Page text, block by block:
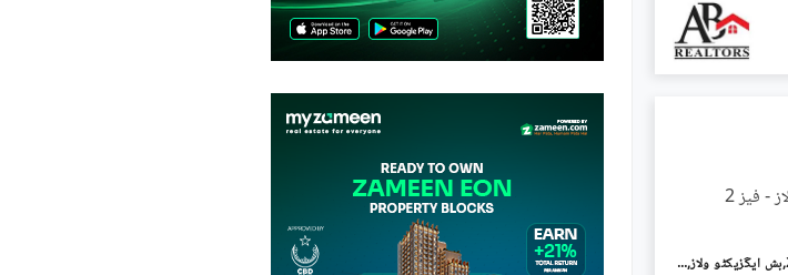
بخ ولاز فیز 2 - مانک بلاک بوچ ایگزیکٹو ولاز - فیز 2,بش ایگزیکٹو ولاز,ملتان میں 5 مرلہ رہائشی پلاٹ 95.0 لاکھ میں برائے فروخت۔